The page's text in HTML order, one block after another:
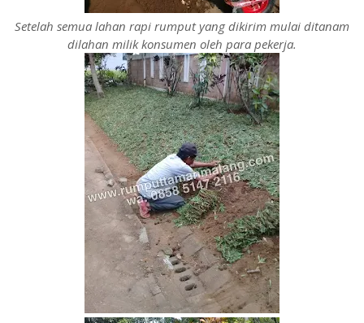
Setelah semua lahan rapi rumput yang dikirim mulai ditanam
dilahan milik konsumen oleh para pekerja.